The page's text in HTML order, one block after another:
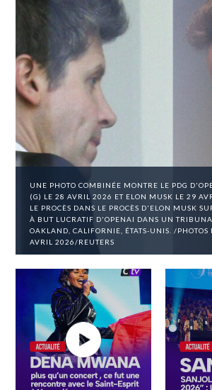
UNE PHOTO COMBINÉE MONTRE LE PDG
(G) LE 28 AVRIL 2026 ET ELON MUSK LE 29
LE PROCÈS DANS LE PROCÈS D'ELON MUSK
À BUT LUCRATIF D'OPENAI DANS UN
OAKLAND, CALIFORNIE, ÉTATS-UNIS. /PHOTOS
AVRIL 2026/REUTERS